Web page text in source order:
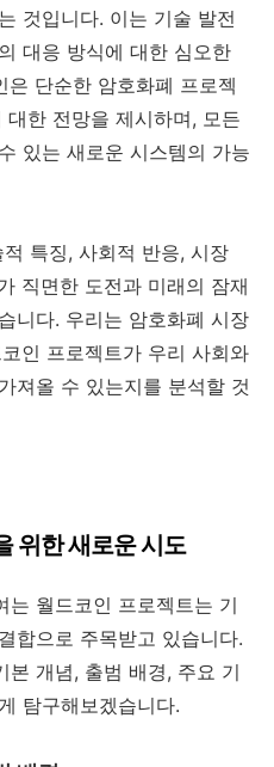
것입니다. 이는 기술 발전
대응 방식에 대한 심오한
은 단순한 암호화폐 프로젝
한 전망을 제시하며, 모든
있는 새로운 시스템의 가능
특징, 사회적 반응, 시장
직면한 도전과 미래의 잠재
니다. 우리는 암호화폐 시장
인 프로젝트가 우리 사회와
져올 수 있는지를 분석할 것
위한 새로운 시도
는 월드코인 프로젝트는 기
합으로 주목받고 있습니다.
본 개념, 출범 배경, 주요 기
탐구해보겠습니다.